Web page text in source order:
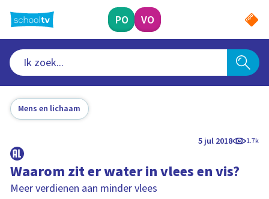
naar
hoofdinhoud
PO VO
Mens en lichaam
5 jul 2018 1.7k
Waarom zit er water in vlees en vis?
Meer verdienen aan minder vlees